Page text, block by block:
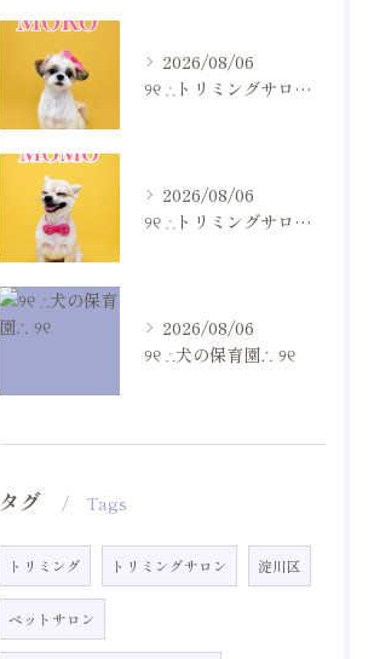
2026/08/06
୨୧ ∴トリミングサロン∴ ୨୧
2026/08/06
୨୧ ∴トリミングサロン∴ ୨୧
2026/08/06
୨୧ ∴犬の保育園∴ ୨୧
タグ Tags
トリミング トリミングサロン 淀川区
ペットサロン